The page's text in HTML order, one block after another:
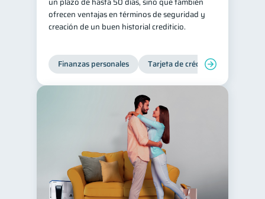
ofrecen ventajas en términos de seguridad y
creación de un buen historial crediticio.
Finanzas personales Tarjeta de crédito